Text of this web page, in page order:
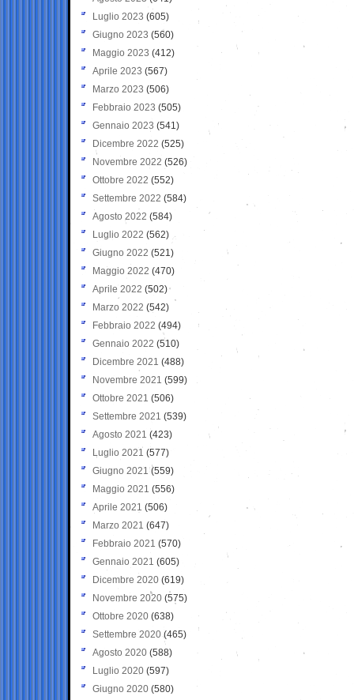
Luglio 2023 (605)
Giugno 2023 (560)
Maggio 2023 (412)
Aprile 2023 (567)
Marzo 2023 (506)
Febbraio 2023 (505)
Gennaio 2023 (541)
Dicembre 2022 (525)
Novembre 2022 (526)
Ottobre 2022 (552)
Settembre 2022 (584)
Agosto 2022 (584)
Luglio 2022 (562)
Giugno 2022 (521)
Maggio 2022 (470)
Aprile 2022 (502)
Marzo 2022 (542)
Febbraio 2022 (494)
Gennaio 2022 (510)
Dicembre 2021 (488)
Novembre 2021 (599)
Ottobre 2021 (506)
Settembre 2021 (539)
Agosto 2021 (423)
Luglio 2021 (577)
Giugno 2021(559)
Maggio 2021 (556)
Aprile 2021 (506)
Marzo 2021 (647)
Febbraio 2021 (570)
Gennaio 2021 (605)
Dicembre 2020 (619)
Novembre 2020 (575)
Ottobre 2020 (638)
Settembre 2020(465)
Agosto 2020 (588)
Luglio 2020 (597)
Giugno 2020 (580)